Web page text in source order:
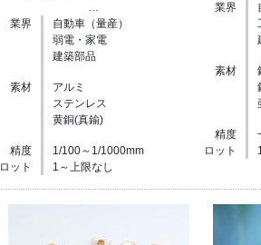
…
業界
自動車（量産）
弱電・家電
建築部品
素材
アルミ
ステンレス
黄銅(真鍮)
精度
1/100～1/1000mm
ロット
1～上限なし
業界
素材
精度
ロット